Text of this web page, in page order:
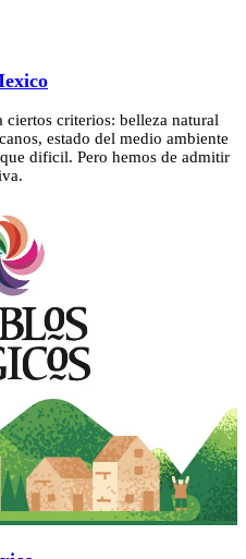
ciertos criterios: belleza natural
estado del medio ambiente
dificil. Pero hemos de admitir